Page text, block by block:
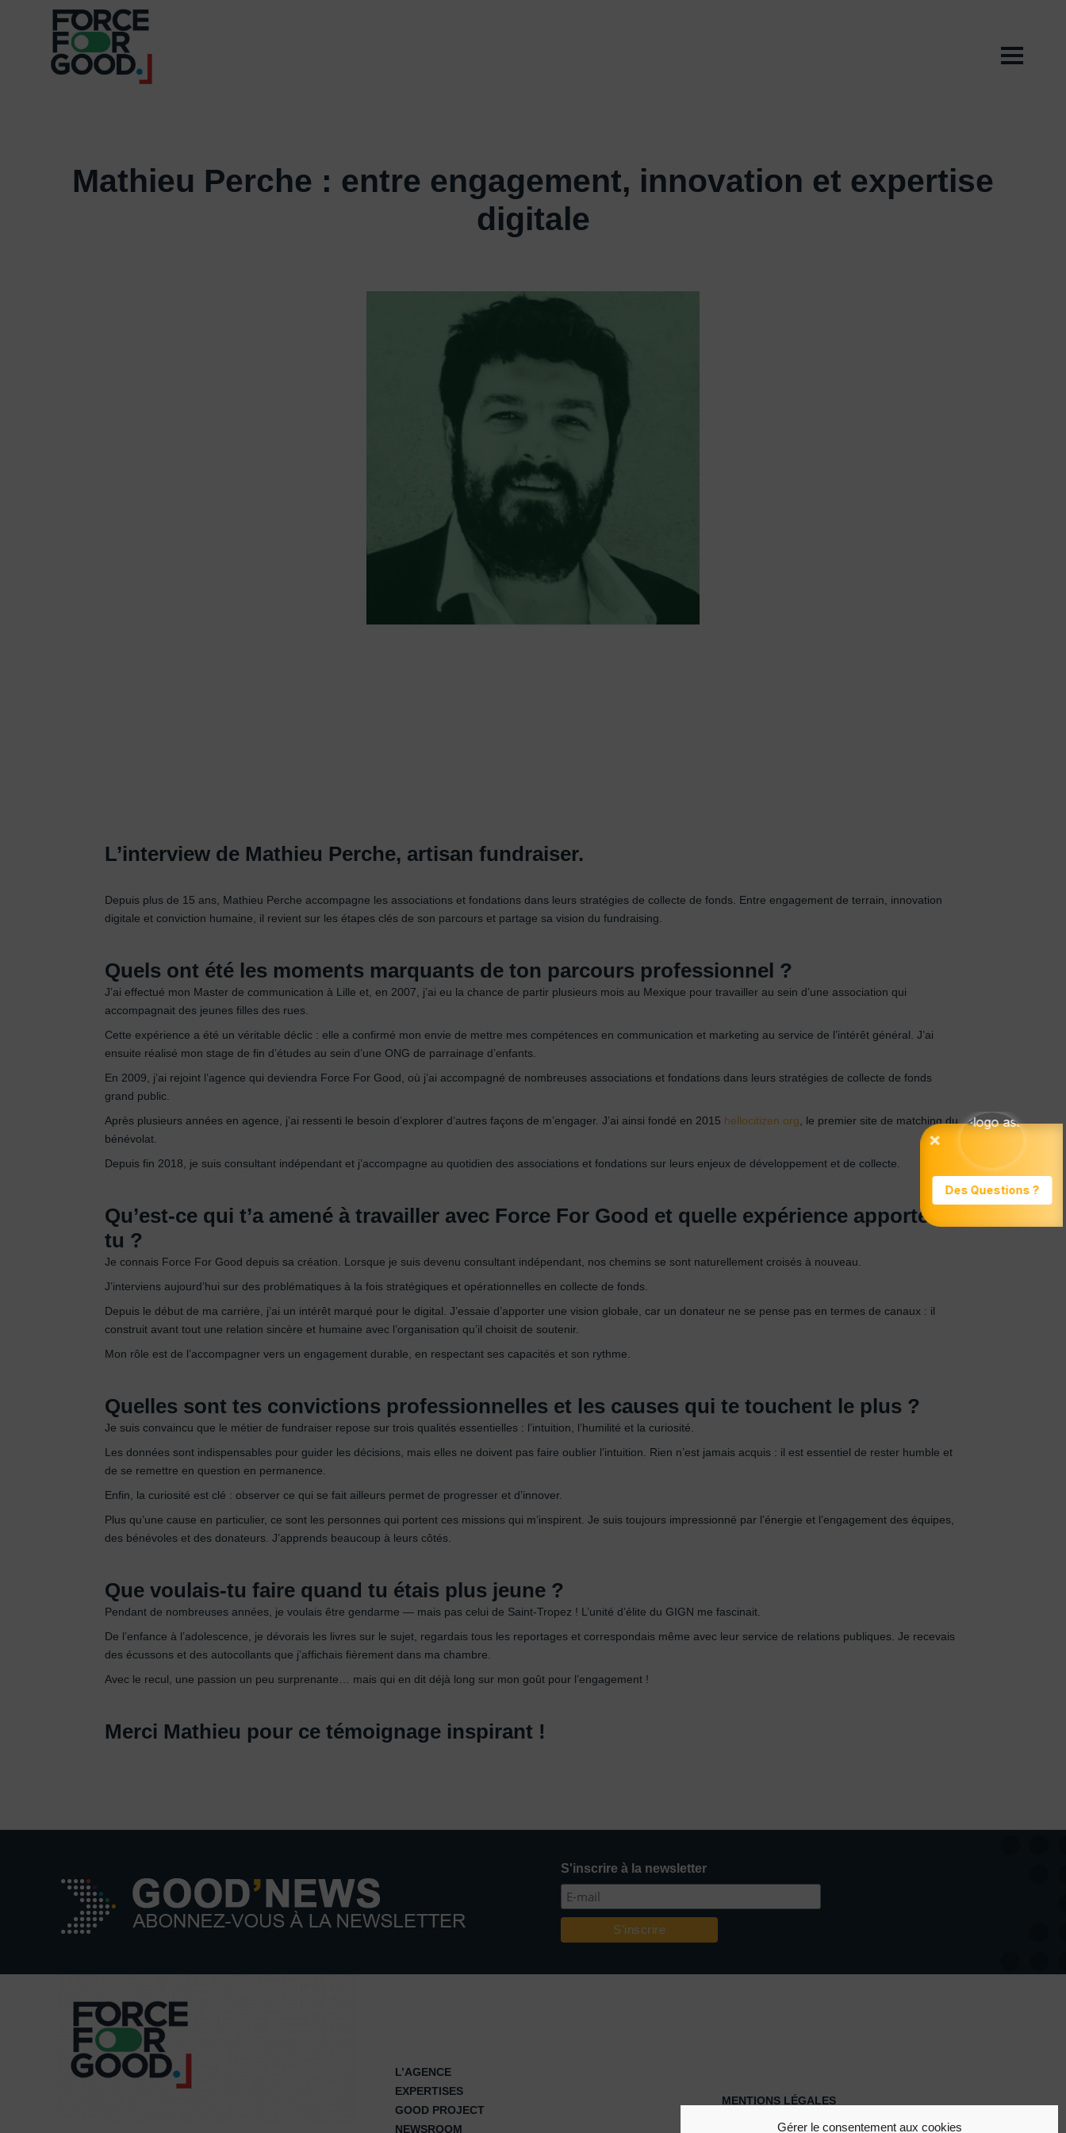
Gérer le consentement aux cookies
Mathieu Perche : entre engagement, innovation et expertise
digitale
L’interview de Mathieu Perche, artisan fundraiser.
Depuis plus de 15 ans, Mathieu Perche accompagne les associations et fondations dans leurs stratégies de collecte de fonds. Entre engagement de terrain, innovation
digitale et conviction humaine, il revient sur les étapes clés de son parcours et partage sa vision du fundraising.
Quels ont été les moments marquants de ton parcours professionnel ?
J’ai effectué mon Master de communication à Lille et, en 2007, j’ai eu la chance de partir plusieurs mois au Mexique pour travailler au sein d’une association qui
accompagnait des jeunes filles des rues.
Cette expérience a été un véritable déclic : elle a confirmé mon envie de mettre mes compétences en communication et marketing au service de l’intérêt général. J’ai
ensuite réalisé mon stage de fin d’études au sein d’une ONG de parrainage d’enfants.
En 2009, j’ai rejoint l’agence qui deviendra Force For Good, où j’ai accompagné de nombreuses associations et fondations dans leurs stratégies de collecte de fonds
grand public.
Après plusieurs années en agence, j’ai ressenti le besoin d’explorer d’autres façons de m’engager. J’ai ainsi fondé en 2015 hellocitizen.org , le premier site de matching du
bénévolat.
Depuis fin 2018, je suis consultant indépendant et j’accompagne au quotidien des associations et fondations sur leurs enjeux de développement et de collecte.
Qu’est-ce qui t’a amené à travailler avec Force For Good et quelle expérience apportes-
tu ?
Je connais Force For Good depuis sa création. Lorsque je suis devenu consultant indépendant, nos chemins se sont naturellement croisés à nouveau.
J’interviens aujourd’hui sur des problématiques à la fois stratégiques et opérationnelles en collecte de fonds.
Depuis le début de ma carrière, j’ai un intérêt marqué pour le digital. J’essaie d’apporter une vision globale, car un donateur ne se pense pas en termes de canaux : il
construit avant tout une relation sincère et humaine avec l’organisation qu’il choisit de soutenir.
Mon rôle est de l’accompagner vers un engagement durable, en respectant ses capacités et son rythme.
Quelles sont tes convictions professionnelles et les causes qui te touchent le plus ?
Je suis convaincu que le métier de fundraiser repose sur trois qualités essentielles : l’intuition, l’humilité et la curiosité.
Les données sont indispensables pour guider les décisions, mais elles ne doivent pas faire oublier l’intuition. Rien n’est jamais acquis : il est essentiel de rester humble et
de se remettre en question en permanence.
Enfin, la curiosité est clé : observer ce qui se fait ailleurs permet de progresser et d’innover.
Plus qu’une cause en particulier, ce sont les personnes qui portent ces missions qui m’inspirent. Je suis toujours impressionné par l’énergie et l’engagement des équipes,
des bénévoles et des donateurs. J’apprends beaucoup à leurs côtés.
Que voulais-tu faire quand tu étais plus jeune ?
Pendant de nombreuses années, je voulais être gendarme — mais pas celui de Saint-Tropez ! L’unité d’élite du GIGN me fascinait.
De l’enfance à l’adolescence, je dévorais les livres sur le sujet, regardais tous les reportages et correspondais même avec leur service de relations publiques. Je recevais
des écussons et des autocollants que j’affichais fièrement dans ma chambre.
Avec le recul, une passion un peu surprenante… mais qui en dit déjà long sur mon goût pour l’engagement !
Merci Mathieu pour ce témoignage inspirant !
S'inscrire à la newsletter
L’AGENCE
EXPERTISES
GOOD PROJECT
NEWSROOM
MENTIONS LÉGALES